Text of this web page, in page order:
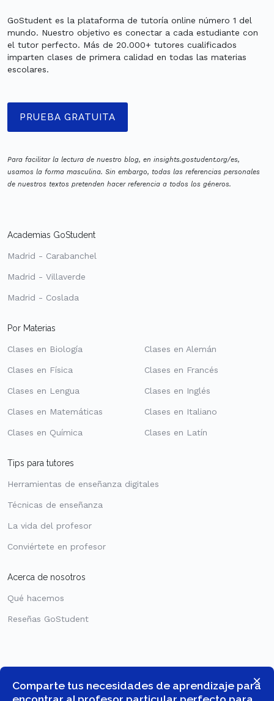
×
Comparte tus necesidades de aprendizaje para
GoStudent es la plataforma de tutoría online número 1 del
mundo. Nuestro objetivo es conectar a cada estudiante con
el tutor perfecto. Más de 20.000+ tutores cualificados
imparten clases de primera calidad en todas las materias
escolares.
PRUEBA GRATUITA
Para facilitar la lectura de nuestro blog, en insights.gostudent.org/es,
usamos la forma masculina. Sin embargo, todas las referencias personales
de nuestros textos pretenden hacer referencia a todos los géneros.
Academias GoStudent
Madrid - Carabanchel
Madrid - Villaverde
Madrid - Coslada
Por Materias
Clases en Biología
Clases en Física
Clases en Lengua
Clases en Matemáticas
Clases en Química
Clases en Alemán
Clases en Francés
Clases en Inglés
Clases en Italiano
Clases en Latín
Tips para tutores
Herramientas de enseñanza digitales
Técnicas de enseñanza
La vida del profesor
Conviértete en profesor
Acerca de nosotros
Qué hacemos
Reseñas GoStudent